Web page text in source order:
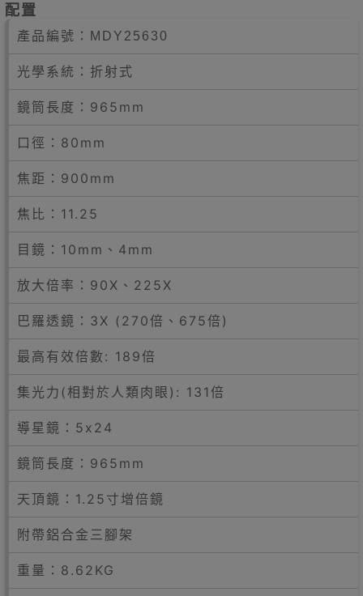
配置
產品編號： MDY25630
光學系統：折射式
鏡筒長度：965mm
口徑：80mm
焦距：900mm
焦比：11.25
目鏡：10mm、4mm
放大倍率：90X、225X
巴羅透鏡：3X (270倍、675倍)
最高有效倍數: 189倍
集光力(相對於人類肉眼): 131倍
導星鏡：5x24
鏡筒長度：965mm
天頂鏡：1.25寸增倍鏡
附帶鋁合金三腳架
重量：8.62KG